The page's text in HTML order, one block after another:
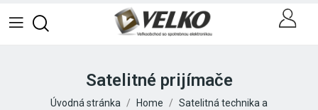
Satelitné prijímače
Úvodná stránka Home
Satelitná technika a